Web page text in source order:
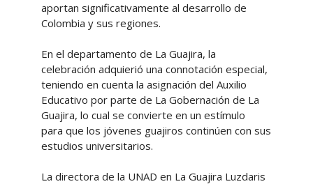
aportan significativamente al desarrollo de
Colombia y sus regiones.
En el departamento de La Guajira, la
celebración adquierió una connotación especial,
teniendo en cuenta la asignación del Auxilio
Educativo por parte de La Gobernación de La
Guajira, lo cual se convierte en un estímulo
para que los jóvenes guajiros continúen con sus
estudios universitarios.
La directora de la UNAD en La Guajira Luzdaris